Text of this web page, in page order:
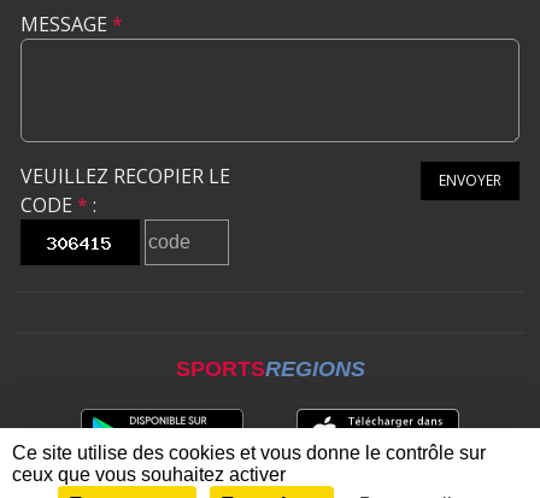
MESSAGE *
VEUILLEZ RECOPIER LE
CODE * :
ENVOYER
SPORTSREGIONS
Ce site utilise des cookies et vous donne le contrôle sur
ceux que vous souhaitez activer